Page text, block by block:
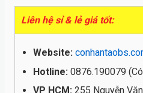
Liên hệ sỉ & lẻ giá tốt:
Website:
Hotline: 0876.190079
VP HCM: 255 Nguyễn